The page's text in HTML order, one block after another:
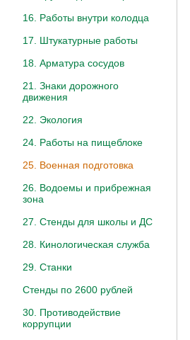
16. Работы внутри колодца
17. Штукатурные работы
18. Арматура сосудов
21. Знаки дорожного
движения
22. Экология
24. Работы на пищеблоке
25. Военная подготовка
26. Водоемы и прибрежная
зона
27. Стенды для школы и ДС
28. Кинологическая служба
29. Станки
Стенды по 2600 рублей
30. Противодействие
коррупции